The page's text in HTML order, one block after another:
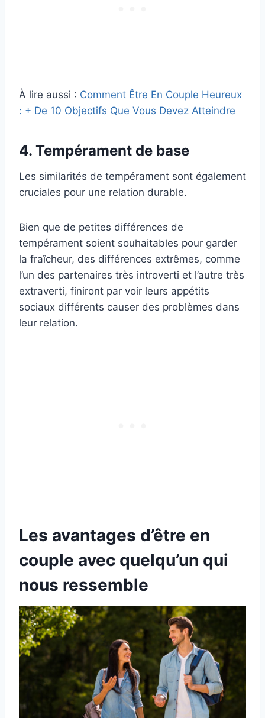
À lire aussi : Comment Être En Couple Heureux
: + De 10 Objectifs Que Vous Devez Atteindre
4. Tempérament de base
Les similarités de tempérament sont également
cruciales pour une relation durable.
Bien que de petites différences de
tempérament soient souhaitables pour garder
la fraîcheur, des différences extrêmes, comme
l’un des partenaires très introverti et l’autre très
extraverti, finiront par voir leurs appétits
sociaux différents causer des problèmes dans
leur relation.
Les avantages d’être en
couple avec quelqu’un qui
nous ressemble